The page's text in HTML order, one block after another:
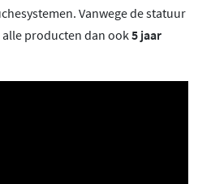
Vanwege de statuur
producten dan ook5 jaar